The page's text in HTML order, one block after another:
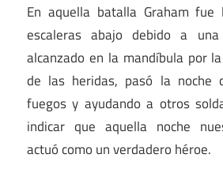
En aquella batalla Graham fue
escaleras abajo debido a
alcanzado en la mandíbula por
de las heridas, pasó la noche
fuegos y ayudando a otros
indicar que aquella noche
actuó como un verdadero héroe.